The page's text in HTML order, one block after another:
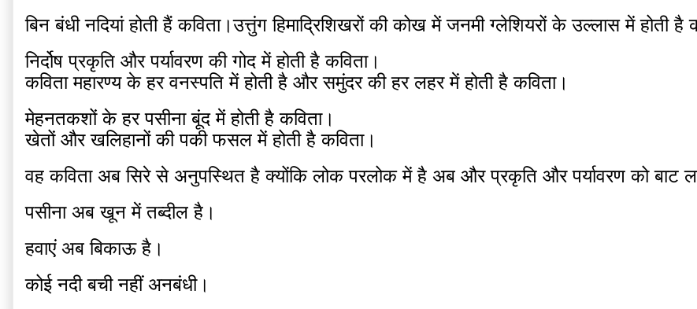
बिन बंधी नदियां होती हैं कविता।उत्तुंग हिमाद्रिशिखरों की कोख में जनमी ग्लेशियरों के उल्लास में होती है
निर्दोष प्रकृति और पर्यावरण की गोद में होती है कविता।
कविता महारण्य के हर वनस्पति में होती है और समुंदर की हर लहर में होती है कविता।
मेहनतकशों के हर पसीना बूंद में होती है कविता।
खेतों और खलिहानों की पकी फसल में होती है कविता।
वह कविता अब सिरे से अनुपस्थित है क्योंकि लोक परलोक में है अब और प्रकृति और पर्यावरण को बाट
पसीना अब खून में तब्दील है।
हवाएं अब बिकाऊ है।
कोई नदी बची नहीं अनबंधी।